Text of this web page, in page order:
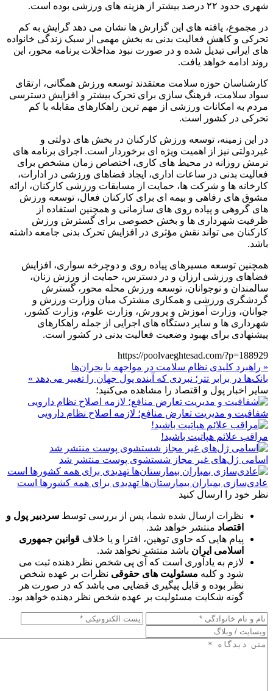
شهری حدود ۲۲ درصد بیشتر از هزینه های ورزشی بوده است.
در مجموع، یافته های این گزارش ها نشان می دهد گرایش به کم
تحرکی و کاهش فعالیت بدنی به بخش مهمی از سبک زندگی خانواده
های ایرانی تبدیل شده و در صورت نبود مداخلات برنامه محور، این
روند ادامه خواهد یافت.
کارشناسان حوزه سلامت معتقدند توسعه ورزش همگانی، ارتقای
سواد سلامت، فرهنگ سازی برای تحرک بیشتر و افزایش دسترسی
مردم به امکانات ورزشی از مهم ترین راهکارهای مقابله با کم
تحرکی در کشور است.
در این زمینه، توسعه ورزش کارکنان در بخش های دولتی و
غیردولتی نیز از اهمیت ویژه ای برخوردار است. اجرای برنامه های
نرمش روزانه در محیط های کاری، اختصاص زمان مشخص برای
فعالیت بدنی در ساعات اداری، ایجاد فضاهای ورزشی در ادارات،
کارخانه ها و شرکت ها، حمایت از مسابقات ورزشی کارکنان، ارائه
مشوق های رفاهی و بیمه ای برای کارکنان فعال، توسعه ورزش
های گروهی و پیاده روی های سازمانی و همچنین استفاده از
ظرفیت شهرداری ها و بخش خصوصی برای گسترش ورزش
کارکنان می تواند نقش مؤثری در افزایش تحرک بدنی جامعه داشته
باشد.
همچنین توسعه مسیرهای پیاده روی و دوچرخه سواری، افزایش
فضاهای ورزشی ارزان و در دسترس، حمایت از ورزش زنان،
سالمندان و نوجوانان، توسعه ورزش محله محور، گسترش
گردشگری ورزشی و همکاری مشترک میان وزارت ورزش و
جوانان، وزارت آموزش و پرورش، وزارت علوم، وزارت کشور،
شهرداری ها و سایر دستگاه های اجرایی از جمله راهکارهای
پیشنهادی برای بهبود وضعیت فعالیت بدنی در کشور است.
https://poolvaeghtesad.com/?p=188929
« راهبرد کلیدی نظام سلامت در مواجهه با بحران‌ها
بانک‌ها در برابر تتر؛ نبردی که آینده پول جهان را تغییر می‌دهد »
سایر اخبار پول و اقتصاد را مشاهده می‌کنید؛
شفافیت و مدیریت تعارض منافع؛ لازمه اصلاح نظام دارویی
مراقب علائم هپاتیت باشید!
اسامی ژل‌های غیر مجاز شستشوی پوست منتشر شد
عادی‌سازی بمباران بیمارستان‌ها تهدیدی برای همه کشورها است
نظر خود را ارسال کنید
نظرات ارسال شده شما، پس از بررسی توسط سردبیر پول و
اقتصاد منتشر خواهد شد.
پیام هایی که حاوی توهین، افترا و یا خلاف قوانین جمهوری
اسلامی ایران باشد منتشر نخواهد شد.
لازم به یادآوری است که آی پی شخص نظر دهنده ثبت می
شود و کلیه مسئولیت های حقوقی نظرات بر عهده شخص
نظر بوده و قابل پیگیری قضایی می باشد که در صورت هر
گونه شکایت مسئولیت بر عهده شخص نظر دهنده خواهد بود.